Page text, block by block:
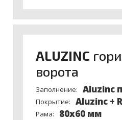
ALUZINC
ворота
Заполнение: Aluzinc
Покрытие: Aluzinc +
Рама: 80x60 мм